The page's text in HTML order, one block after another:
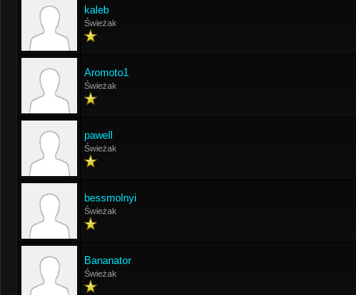
kaleb
Świeżak
Aromoto1
Świeżak
pawell
Świeżak
bessmolnyi
Świeżak
Bananator
Świeżak